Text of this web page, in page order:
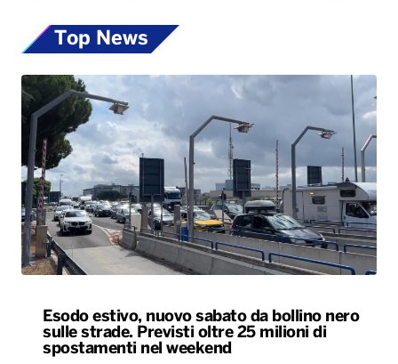
Top News
Esodo estivo, nuovo sabato da bollino nero
sulle strade. Previsti oltre 25 milioni di
spostamenti nel weekend